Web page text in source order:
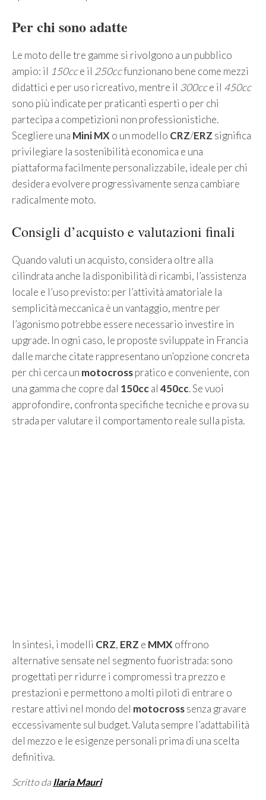
Per chi sono adatte
Le moto delle tre gamme si rivolgono a un pubblico
ampio: il 150cce il 250ccfunzionano bene come mezzi
didattici e per uso ricreativo, mentre il 300cce il 450cc
sono più indicate per praticanti esperti o per chi
partecipa a competizioni non professionistiche.
Scegliere una Mini MX o un modello CRZ/ERZ significa
privilegiare la sostenibilità economica e una
piattaforma facilmente personalizzabile, ideale per chi
desidera evolvere progressivamente senza cambiare
radicalmente moto.
Consigli d’acquisto e valutazioni finali
Quando valuti un acquisto, considera oltre alla
cilindrata anche la disponibilità di ricambi, l’assistenza
locale e l’uso previsto: per l’attività amatoriale la
semplicità meccanica è un vantaggio, mentre per
l’agonismo potrebbe essere necessario investire in
upgrade. In ogni caso, le proposte sviluppate in Francia
dalle marche citate rappresentano un’opzione concreta
per chi cerca un motocrosspratico e conveniente, con
una gamma che copre dal 150ccal 450cc. Se vuoi
approfondire, confronta specifiche tecniche e prova su
strada per valutare il comportamento reale sulla pista.
In sintesi, i modelli CRZ, ERZ e MMX offrono
alternative sensate nel segmento fuoristrada: sono
progettati per ridurre i compromessi tra prezzo e
prestazioni e permettono a molti piloti di entrare o
restare attivi nel mondo del motocrosssenza gravare
eccessivamente sul budget. Valuta sempre l’adattabilità
del mezzo e le esigenze personali prima di una scelta
definitiva.
Scritto da Ilaria Mauri